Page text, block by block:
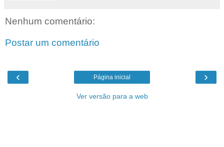
Nenhum comentário:
Postar um comentário
‹ ›
Página inicial
Ver versão para a web